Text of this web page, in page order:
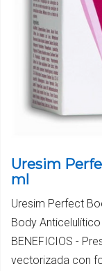
Uresim
ml
Uresim Perfect
Body
BENEFICIOS -
vectorizada con